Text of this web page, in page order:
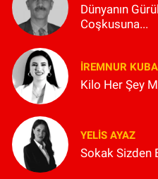
Dünyanın
Coşkusuna...
İREMNUR
Kilo Her Şey
YELIS AYAZ
Sokak Sizden